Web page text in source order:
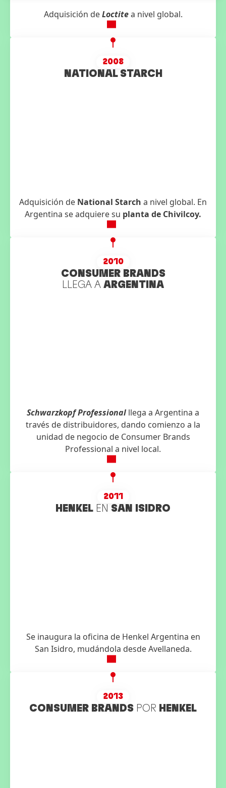
Adquisición deLoctitea nivel global.
2008
NATIONAL STARCH
Adquisición de National Starch a nivel global. En
Argentina se adquiere su planta de Chivilcoy.
2010
CONSUMER BRANDS
LLEGA A ARGENTINA
Schwarzkopf Professional llega a Argentina a
través de distribuidores, dando comienzo a la
unidad de negocio de Consumer Brands
Professional a nivel local.
2011
HENKEL EN SAN ISIDRO
Se inaugura la oficina de Henkel Argentina en
San Isidro, mudándola desde Avellaneda.
2013
CONSUMER BRANDS POR HENKEL